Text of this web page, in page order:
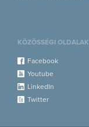
KÖZÖSSÉGI OLDALAK
Facebook
Youtube
LinkedIn
Twitter